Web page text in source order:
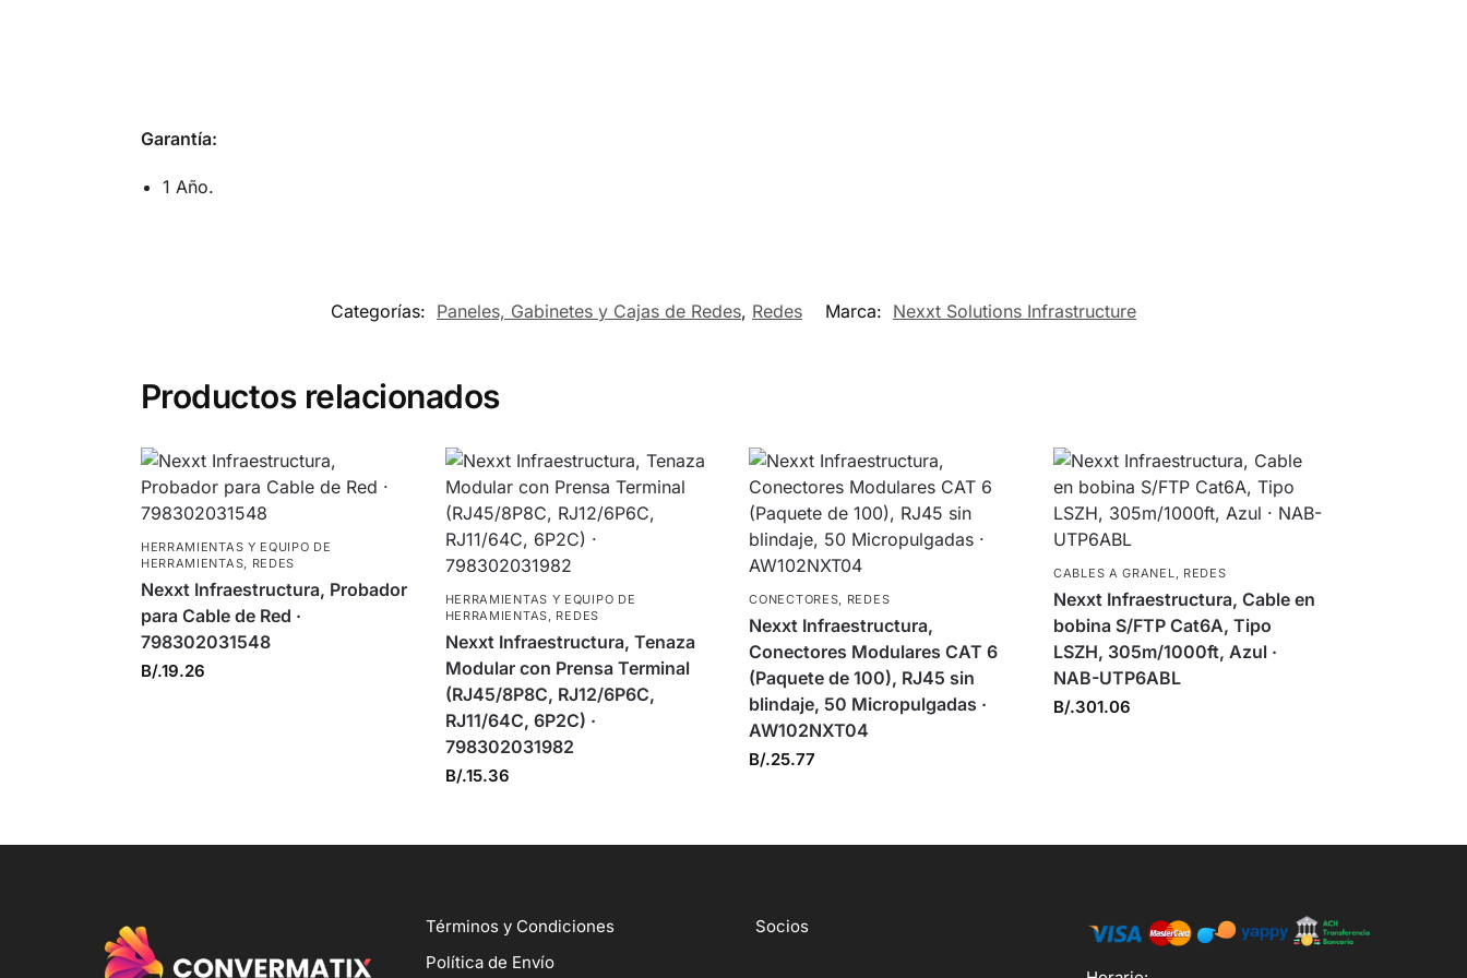
Garantía:
1 Año.
Categorías: Paneles, Gabinetes y Cajas de Redes, Redes Marca: Nexxt Solutions Infrastructure
Productos relacionados
HERRAMIENTAS Y EQUIPO DE
HERRAMIENTAS
REDES
Nexxt Infraestructura, Probador
para Cable de Red ·
798302031548
B/.19.26
HERRAMIENTAS Y EQUIPO DE
HERRAMIENTAS
REDES
Nexxt Infraestructura, Tenaza
Modular con Prensa Terminal
(RJ45/8P8C, RJ12/6P6C,
RJ11/64C, 6P2C) ·
798302031982
B/.15.36
CONECTORES REDES
Nexxt Infraestructura,
Conectores Modulares CAT 6
(Paquete de 100), RJ45 sin
blindaje, 50 Micropulgadas ·
AW102NXT04
B/.25.77
CABLES A GRANEL REDES
Nexxt Infraestructura, Cable en
bobina S/FTP Cat6A, Tipo
LSZH, 305m/1000ft, Azul ·
NAB-UTP6ABL
B/.301.06
Términos y Condiciones
Política de Envío
Socios